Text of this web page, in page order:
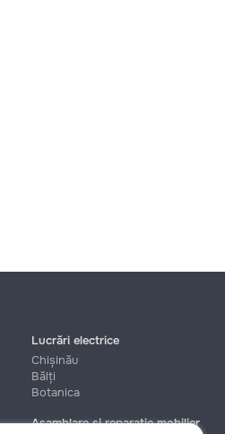
Lucrări electrice
Chișinău
Bălți
Botanica
Asamblare și reparație mobilier